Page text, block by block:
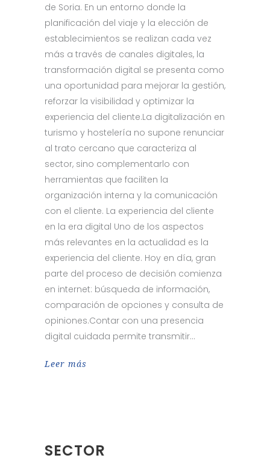
de Soria. En un entorno donde la
planificación del viaje y la elección de
establecimientos se realizan cada vez
más a través de canales digitales, la
transformación digital se presenta como
una oportunidad para mejorar la gestión,
reforzar la visibilidad y optimizar la
experiencia del cliente.La digitalización en
turismo y hostelería no supone renunciar
al trato cercano que caracteriza al
sector, sino complementarlo con
herramientas que faciliten la
organización interna y la comunicación
con el cliente. La experiencia del cliente
en la era digital Uno de los aspectos
más relevantes en la actualidad es la
experiencia del cliente. Hoy en día, gran
parte del proceso de decisión comienza
en internet: búsqueda de información,
comparación de opciones y consulta de
opiniones.Contar con una presencia
digital cuidada permite transmitir
Leer más
SECTOR